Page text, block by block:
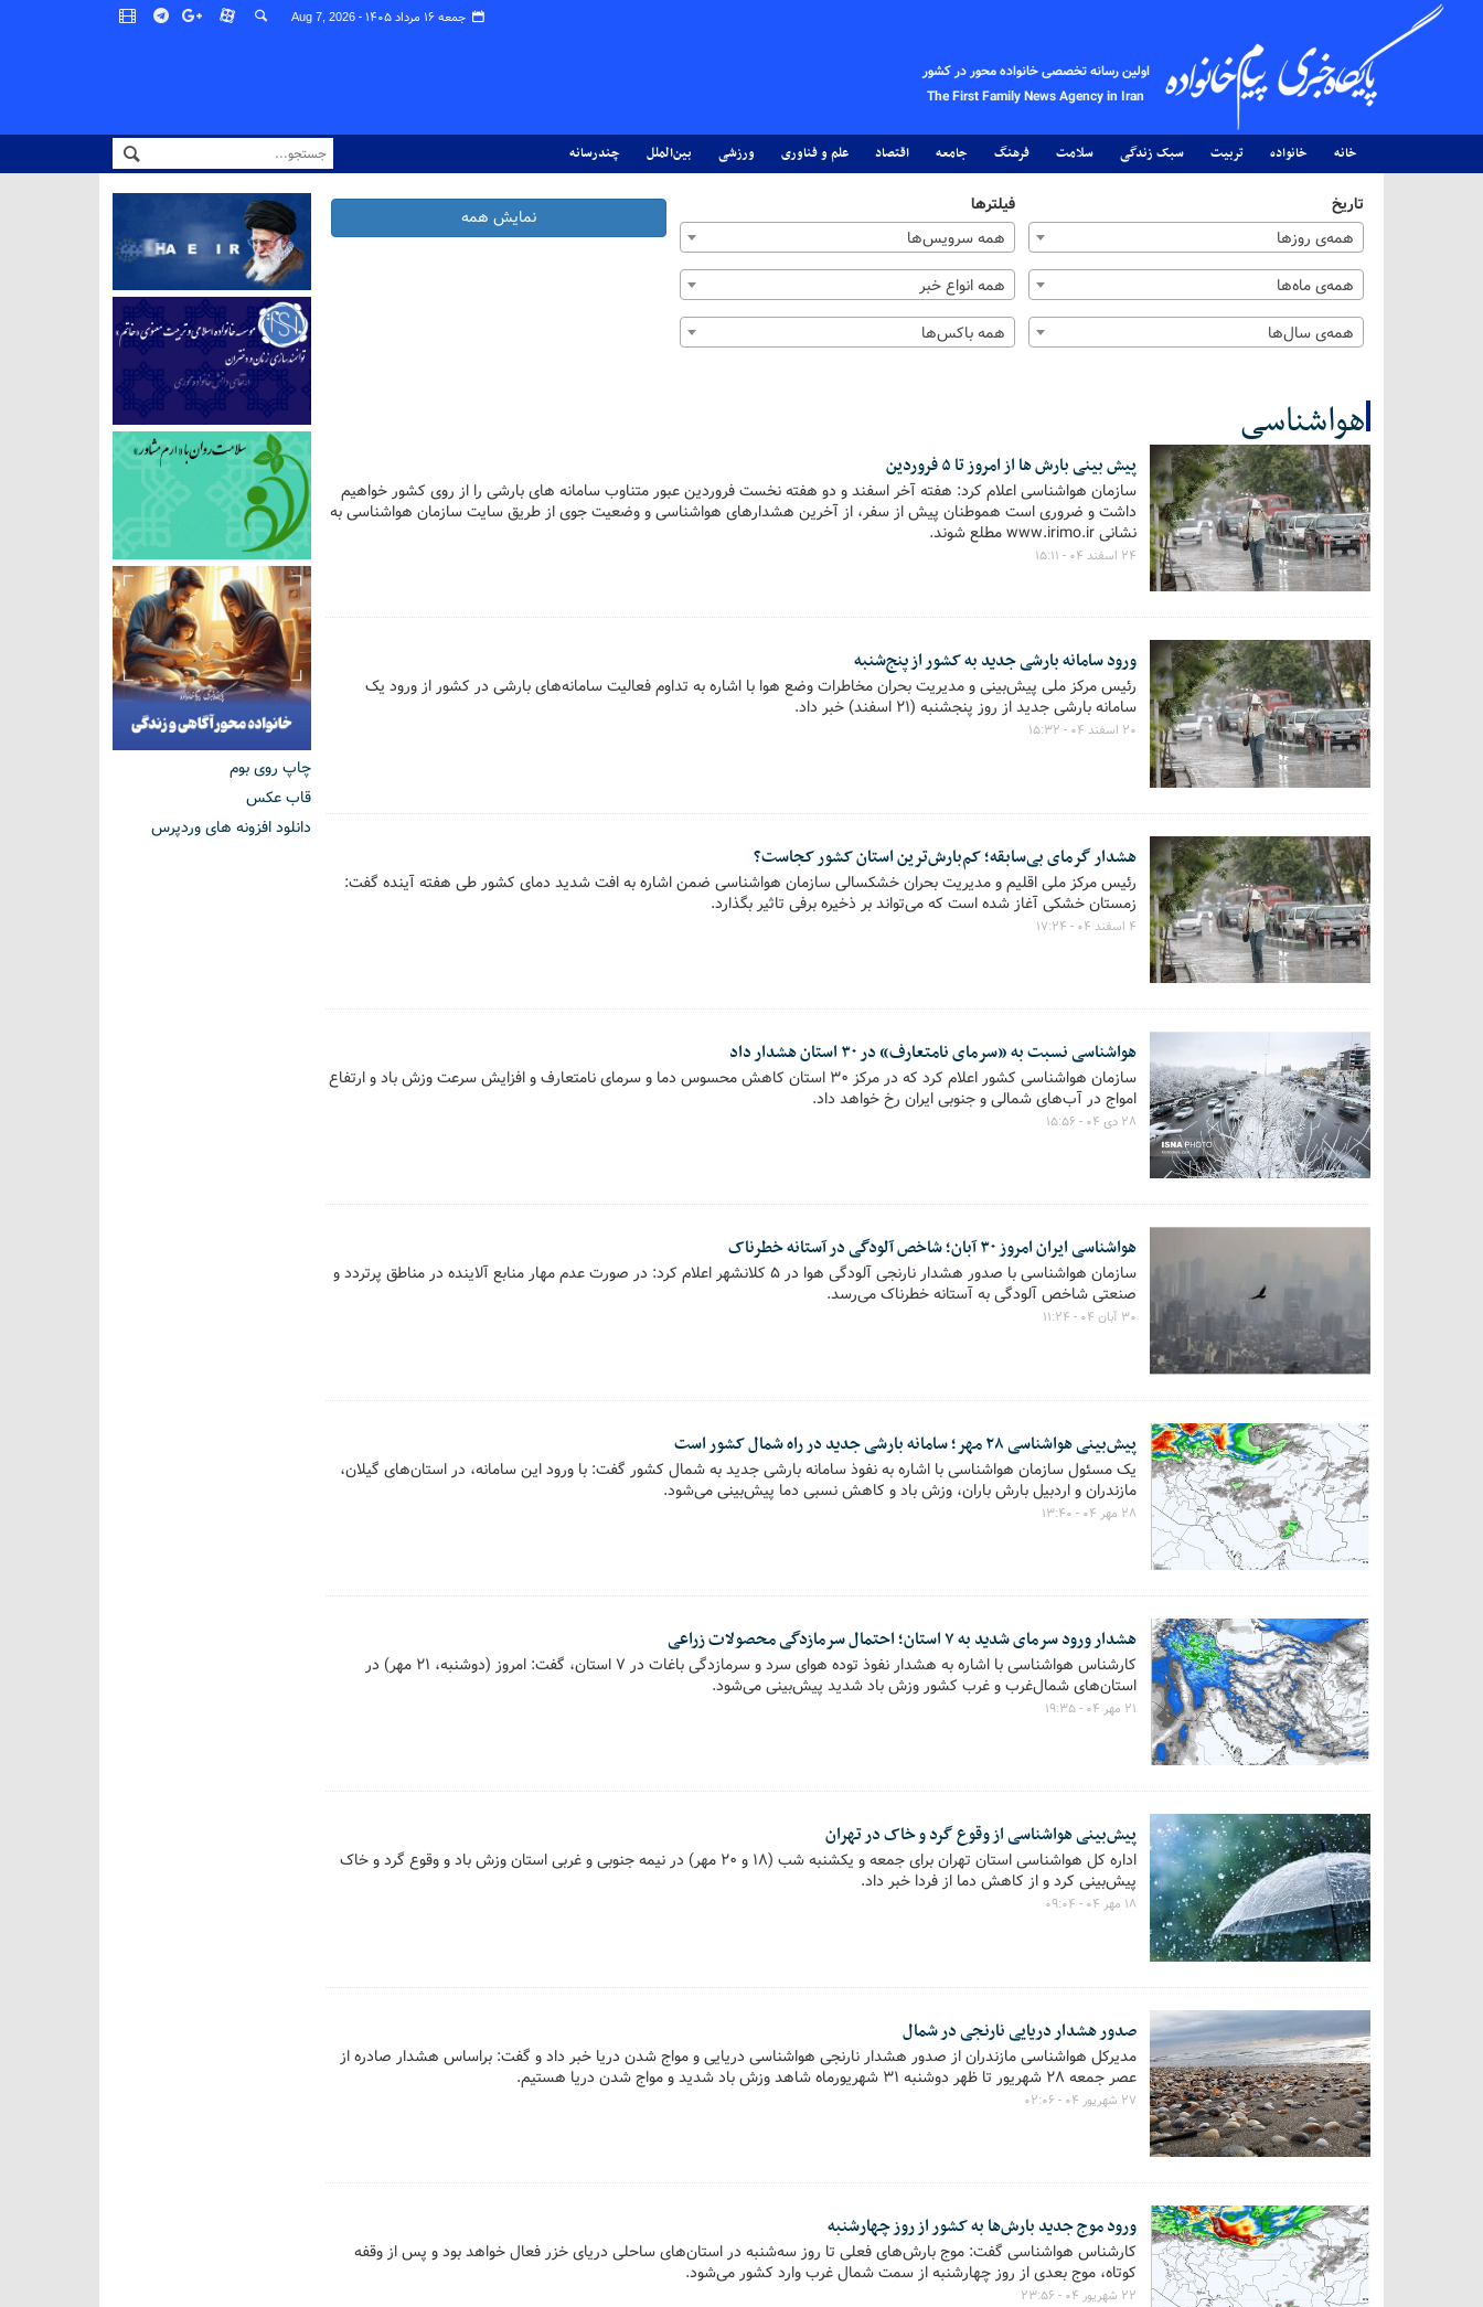
جمعه ۱۶ مرداد ۱۴۰۵ - Aug 7, 2026
اولین رسانه تخصصی خانواده محور در کشور
The First Family News Agency in Iran
خانه خانواده تربیت سبک زندگی سلامت فرهنگ جامعه اقتصاد علم و فناوری ورزشی بین‌الملل چندرسانه
تاریخ
همه‌ی روزها
همه‌ی ماه‌ها
همه‌ی سال‌ها
فیلترها
همه سرویس‌ها
همه انواع خبر
همه باکس‌ها
نمایش همه
هواشناسی
کل اخبار:70 پیش بینی بارش ها از امروز تا ۵ فروردین
سازمان هواشناسی اعلام کرد: هفته آخر اسفند و دو هفته نخست فروردین عبور متناوب سامانه های بارشی را از روی کشور خواهیم
داشت و ضروری است هموطنان پیش از سفر، از آخرین هشدارهای هواشناسی و وضعیت جوی از طریق سایت سازمان هواشناسی به
نشانی www.irimo.ir مطلع شوند.
۲۴ اسفند ۰۴ - ۱۵:۱۱
ورود سامانه بارشی جدید به کشور از پنج‌شنبه
رئیس مرکز ملی پیش‌بینی و مدیریت بحران مخاطرات وضع هوا با اشاره به تداوم فعالیت سامانه‌های بارشی در کشور از ورود یک
سامانه بارشی جدید از روز پنجشنبه (۲۱ اسفند) خبر داد.
۲۰ اسفند ۰۴ - ۱۵:۳۲
هشدار گرمای بی‌سابقه؛ کم‌بارش‌ترین استان کشور کجاست؟
رئیس مرکز ملی اقلیم و مدیریت بحران خشکسالی سازمان هواشناسی ضمن اشاره به افت شدید دمای کشور طی هفته آینده گفت:
زمستان خشکی آغاز شده است که می‌تواند بر ذخیره برفی تاثیر بگذارد.
۴ اسفند ۰۴ - ۱۷:۲۴
هواشناسی نسبت به «سرمای نامتعارف» در ۳۰ استان هشدار داد
سازمان هواشناسی کشور اعلام کرد که در مرکز 30 استان کاهش محسوس دما و سرمای نامتعارف و افزایش سرعت وزش باد و ارتفاع
امواج در آب‌های شمالی و جنوبی ایران رخ خواهد داد.
۲۸ دی ۰۴ - ۱۵:۵۶
هواشناسی ایران امروز ۳۰ آبان؛ شاخص آلودگی در آستانه خطرناک
سازمان هواشناسی با صدور هشدار نارنجی آلودگی هوا در ۵ کلانشهر اعلام کرد: در صورت عدم مهار منابع آلاینده‌ در مناطق پرتردد و
صنعتی شاخص آلودگی به آستانه خطرناک می‌رسد.
۳۰ آبان ۰۴ - ۱۱:۲۴
پیش‌بینی هواشناسی ۲۸ مهر؛ سامانه بارشی جدید در راه شمال کشور است
یک مسئول سازمان هواشناسی با اشاره به نفوذ سامانه بارشی جدید به شمال کشور گفت: با ورود این سامانه، در استان‌های گیلان،
مازندران و اردبیل بارش باران، وزش باد و کاهش نسبی دما پیش‌بینی می‌شود.
۲۸ مهر ۰۴ - ۱۳:۴۰
هشدار ورود سرمای شدید به ۷ استان؛ احتمال سرمازدگی محصولات زراعی
کارشناس هواشناسی با اشاره به هشدار نفوذ توده هوای سرد و سرمازدگی باغات در ۷ استان، گفت: امروز (دوشنبه، ۲۱ مهر) در
استان‌های شمال‌غرب و غرب کشور وزش باد شدید پیش‌بینی می‌شود.
۲۱ مهر ۰۴ - ۱۹:۳۵
پیش‌بینی هواشناسی از وقوع گرد و خاک در تهران
اداره کل هواشناسی استان تهران برای جمعه و یکشنبه شب (۱۸ و ۲۰ مهر) در نیمه جنوبی و غربی استان وزش باد و وقوع گرد و خاک
پیش‌بینی کرد و از کاهش دما از فردا خبر داد.
۱۸ مهر ۰۴ - ۰۹:۰۴
صدور هشدار دریایی نارنجی در شمال
مدیرکل هواشناسی مازندران از صدور هشدار نارنجی هواشناسی دریایی و مواج شدن دریا خبر داد و گفت: براساس هشدار صادره از
عصر جمعه ۲۸ شهریور تا ظهر دوشنبه ۳۱ شهریورماه شاهد وزش باد شدید و مواج شدن دریا هستیم.
۲۷ شهریور ۰۴ - ۰۲:۰۶
ورود موج جدید بارش‌ها به کشور از روز چهارشنبه
کارشناس هواشناسی گفت: موج بارش‌های فعلی تا روز سه‌شنبه در استان‌های ساحلی دریای خزر فعال خواهد بود و پس از وقفه
کوتاه، موج بعدی از روز چهارشنبه از سمت شمال غرب وارد کشور می‌شود.
۲۲ شهریور ۰۴ - ۲۳:۵۶
چاپ روی بوم
قاب عکس
دانلود افزونه های وردپرس